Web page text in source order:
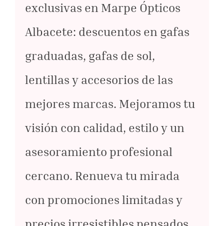
exclusivas en Marpe Ópticos
Albacete: descuentos en gafas
graduadas, gafas de sol,
lentillas y accesorios de las
mejores marcas. Mejoramos tu
visión con calidad, estilo y un
asesoramiento profesional
cercano. Renueva tu mirada
con promociones limitadas y